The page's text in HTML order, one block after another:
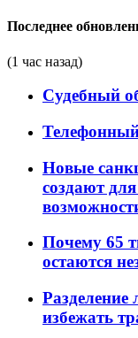
Последнее
(1 час назад)
Судебный
Новые
создают
Почему 65
остаются
избежать